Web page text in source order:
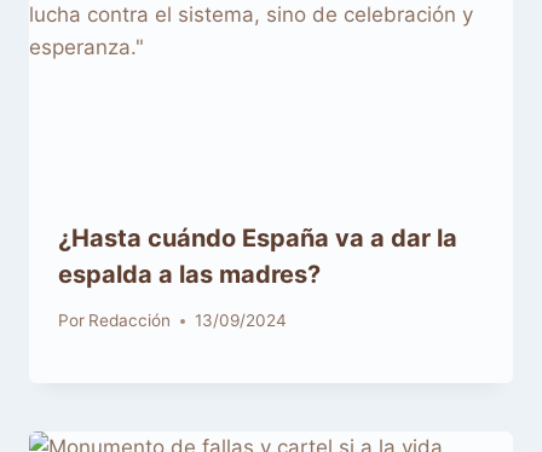
¿Hasta cuándo España va a dar la
espalda a las madres?
Por Redacción 13/09/2024